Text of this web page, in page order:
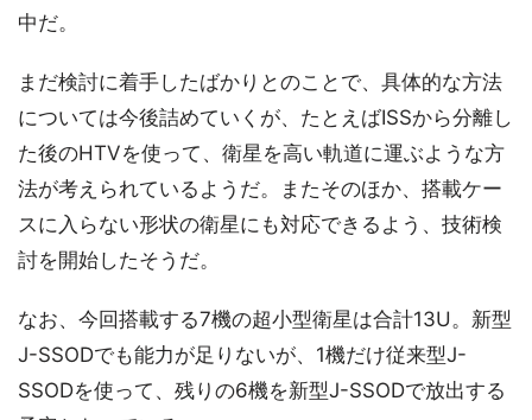
中だ。
まだ検討に着手したばかりとのことで、具体的な方法
については今後詰めていくが、たとえばISSから分離し
た後のHTVを使って、衛星を高い軌道に運ぶような方
法が考えられているようだ。またそのほか、搭載ケー
スに入らない形状の衛星にも対応できるよう、技術検
討を開始したそうだ。
なお、今回搭載する7機の超小型衛星は合計13U。新型
J-SSODでも能力が足りないが、1機だけ従来型J-
SSODを使って、残りの6機を新型J-SSODで放出する